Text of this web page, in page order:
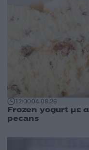
12:0004.08.26
Frozen yogurt με
pecans